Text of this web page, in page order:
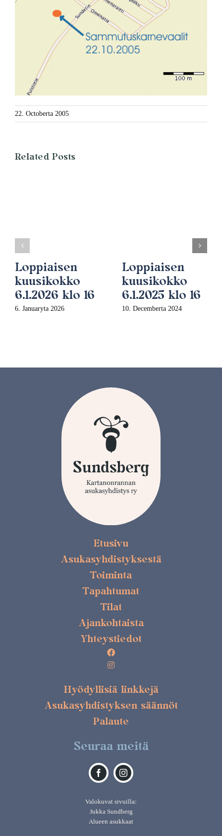
22. Octoberta 2005
Related Posts
Loppiaisen
kuusikokko
6.1.2026 klo 16
6. Januaryta 2026
Loppiaisen
kuusikokko
6.1.2025 klo 16
10. Decemberta 2024
Etusivu
Asukasyhdistyksestä
Toiminta
Tapahtumat
Tilat
Ajankohtaista
Yhteystiedot
Hyödyllisiä linkkejä
Asukasyhdistyksen säännöt
Palaute
Seuraa meitä
Valokuvat sivuilla:
Jukka Sundberg
Alueen asukkaat